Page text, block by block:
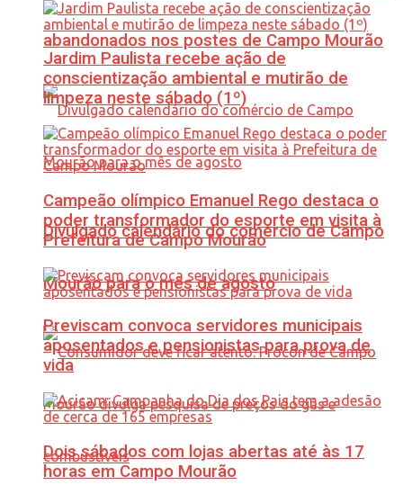
abandonados nos postes de Campo Mourão
Divulgado calendário do comércio de Campo
Mourão para o mês de agosto
Jardim Paulista recebe ação de
conscientização ambiental e mutirão de
limpeza neste sábado (1º)
Campeão olímpico Emanuel Rego destaca o
poder transformador do esporte em visita à
Prefeitura de Campo Mourão
Previscam convoca servidores municipais
aposentados e pensionistas para prova de
vida
Dois sábados com lojas abertas até às 17
horas em Campo Mourão